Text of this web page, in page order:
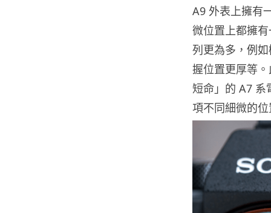
A9 外表上擁有
微位置上都擁
列更為多，例
握位置更厚等
短命」的 A7 系
項不同細微的